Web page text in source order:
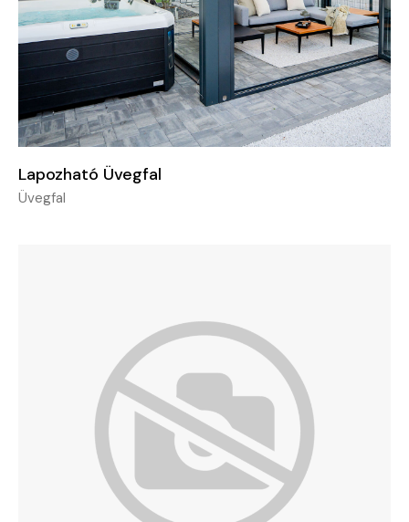
Lapozható Üvegfal
Üvegfal